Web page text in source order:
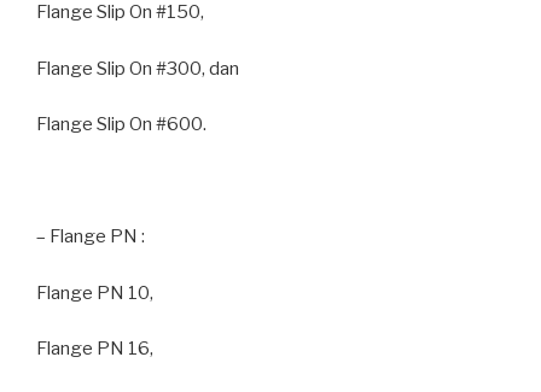
Flange Slip On #150,
Flange Slip On #300, dan
Flange Slip On #600.
– Flange PN :
Flange PN 10,
Flange PN 16,